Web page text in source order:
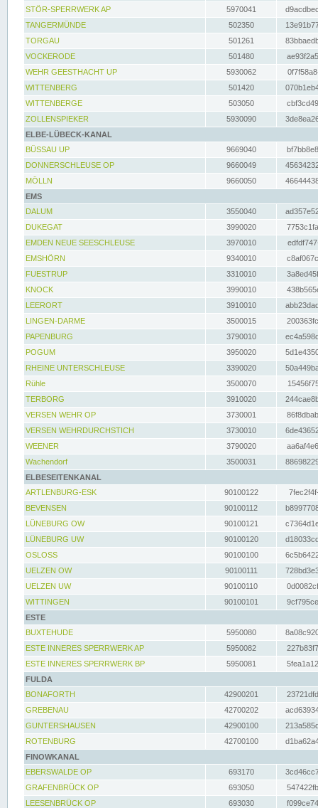
STÖR-SPERRWERK AP 5970041
TANGERMÜNDE
502350
TORGAU
501261
VOCKERODE
501480
WEHR GEESTHACHT UP
5930062
WITTENBERG
501420
WITTENBERGE
503050
ZOLLENSPIEKER
5930090
ELBE-LÜBECK-KANAL
BÜSSAU UP
9669040
DONNERSCHLEUSE OP
9660049
MÖLLN
9660050
EMS
DALUM
3550040
DUKEGAT
3990020
EMDEN NEUE SEESCHLEUSE
3970010
EMSHÖRN
9340010
FUESTRUP
3310010
KNOCK
3990010
LEERORT
3910010
LINGEN-DARME
3500015
PAPENBURG
3790010
POGUM
3950020
RHEINE UNTERSCHLEUSE
3390020
Rühle
3500070
TERBORG
3910020
VERSEN WEHR OP
3730001
VERSEN WEHRDURCHSTICH
3730010
WEENER
3790020
Wachendorf
3500031
ELBESEITENKANAL
ARTLENBURG-ESK
90100122
BEVENSEN
90100112
LÜNEBURG OW
90100121
LÜNEBURG UW
90100120
OSLOSS
90100100
UELZEN OW
90100111
UELZEN UW
90100110
WITTINGEN
90100101
ESTE
BUXTEHUDE
5950080
ESTE INNERES SPERRWERK AP
5950082
ESTE INNERES SPERRWERK BP
5950081
FULDA
BONAFORTH
42900201
GREBENAU
42700202
GUNTERSHAUSEN
42900100
ROTENBURG
42700100
FINOWKANAL
EBERSWALDE OP
693170
GRAFENBRÜCK OP
693050
LEESENBRÜCK OP
693030